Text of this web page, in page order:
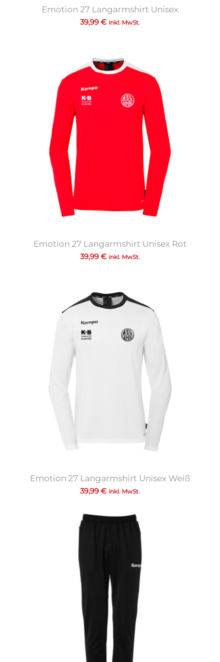
Emotion 27 Langarmshirt Unisex
39,99 € inkl. MwSt.
Emotion 27 Langarmshirt Unisex Rot
39,99 € inkl. MwSt.
Emotion 27 Langarmshirt Unisex Weiß
39,99 € inkl. MwSt.